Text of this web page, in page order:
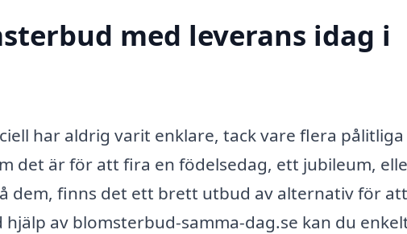
med leverans idag i
har aldrig varit enklare, tack vare flera pålitliga
det är för att fira en födelsedag, ett jubileum,
dem, finns det ett brett utbud av alternativ för
av blomsterbud-samma-dag.se kan du